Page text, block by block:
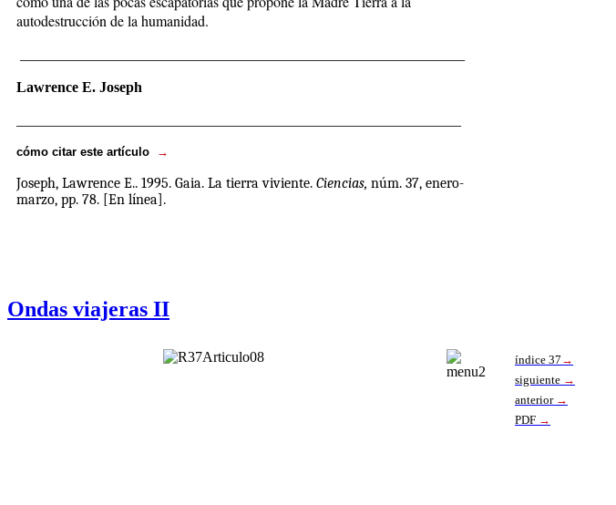
autodestrucción de la humanidad.
Lawrence E. Joseph
cómo citar este artículo →
Joseph, Lawrence E.. 1995. Gaia. La tierra viviente. Ciencias, núm. 37, enero-
marzo, pp. 78. [En línea].
Ondas viajeras II
índice 37 →
siguiente →
anterior →
PDF →